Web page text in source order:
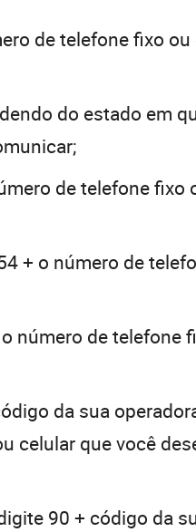
de telefone fixo
do estado em
de telefone fixo
+ o número de
número de telefone
da sua
celular que você
90 + código da